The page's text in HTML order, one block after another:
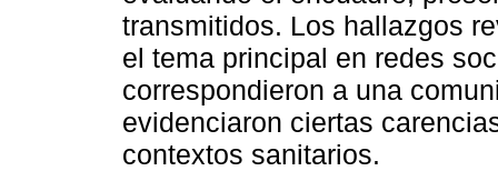
transmitidos. Los hallazgos
el tema principal en redes
correspondieron a una
evidenciaron ciertas
contextos sanitarios.